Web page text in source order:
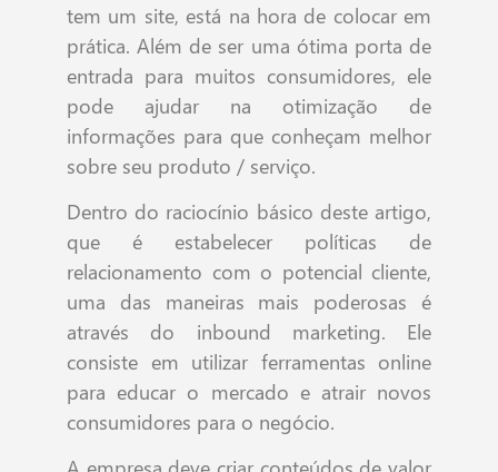
tem um site, está na hora de colocar em
prática. Além de ser uma ótima porta de
entrada para muitos consumidores, ele
pode ajudar na otimização de
informações para que conheçam melhor
sobre seu produto / serviço.
Dentro do raciocínio básico deste artigo,
que é estabelecer políticas de
relacionamento com o potencial cliente,
uma das maneiras mais poderosas é
através do inbound marketing. Ele
consiste em utilizar ferramentas online
para educar o mercado e atrair novos
consumidores para o negócio.